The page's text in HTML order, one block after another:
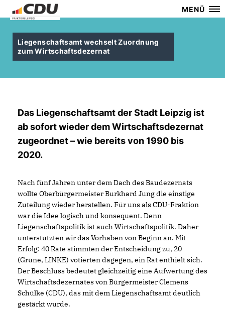
MENÜ
Liegenschaftsamt wechselt Zuordnung
zum Wirtschaftsdezernat
Das Liegenschaftsamt der Stadt Leipzig ist
ab sofort wieder dem Wirtschaftsdezernat
zugeordnet – wie bereits von 1990 bis
2020.
Nach fünf Jahren unter dem Dach des Baudezernats
wollte Oberbürgermeister Burkhard Jung die einstige
Zuteilung wieder herstellen. Für uns als CDU-Fraktion
war die Idee logisch und konsequent. Denn
Liegenschaftspolitik ist auch Wirtschaftspolitik. Daher
unterstützten wir das Vorhaben von Beginn an. Mit
Erfolg: 40 Räte stimmten der Entscheidung zu, 20
(Grüne, LINKE) votierten dagegen, ein Rat enthielt sich.
Der Beschluss bedeutet gleichzeitig eine Aufwertung des
Wirtschaftsdezernates von Bürgermeister Clemens
Schülke (CDU), das mit dem Liegenschaftsamt deutlich
gestärkt wurde.